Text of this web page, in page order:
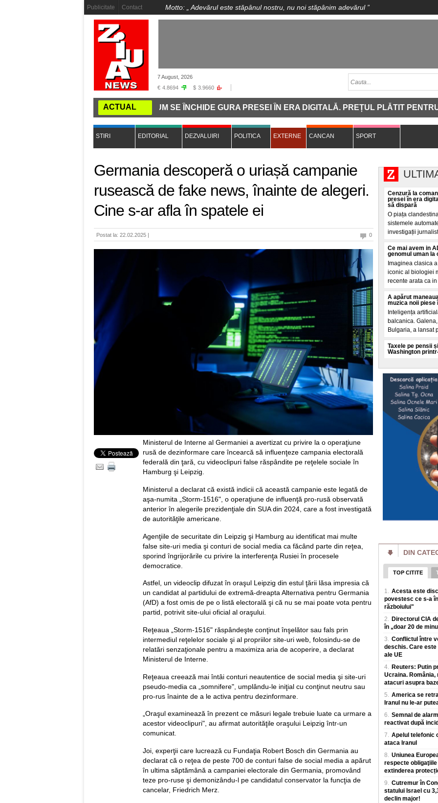
Publicitate Contact Motto: „ Adevărul este stăpânul nostru, nu noi stăpânim adevărul”
7 August, 2026
€ 4.8694 $ 3.9660
ACTUAL
LA COMANDĂ PE INTERNET: CUM SE ÎNCHIDE GURA PRESEI ÎN ERA DIGITALĂ. PREȚUL PLĂTIT PENTRU CA
STIRI EDITORIAL DEZVALUIRI POLITICA EXTERNE CANCAN SPORT
Germania descoperă o uriașă campanie
rusească de fake news, înainte de alegeri.
Cine s-ar afla în spatele ei
Postat la: 22.02.2025 | 0
Ministerul de Interne al Germaniei a avertizat cu privire la o operaţiune
rusă de dezinformare care încearcă să influenţeze campania electorală
federală din ţară, cu videoclipuri false răspândite pe reţelele sociale în
Hamburg şi Leipzig.
Ministerul a declarat că există indicii că această campanie este legată de
aşa-numita „Storm-1516", o operaţiune de influenţă pro-rusă observată
anterior în alegerile prezidenţiale din SUA din 2024, care a fost investigată
de autorităţile americane.
Agenţiile de securitate din Leipzig şi Hamburg au identificat mai multe
false site-uri media şi conturi de social media ca făcând parte din reţea,
sporind îngrijorările cu privire la interferenţa Rusiei în procesele
democratice.
Astfel, un videoclip difuzat în oraşul Leipzig din estul ţării lăsa impresia că
un candidat al partidului de extremă-dreapta Alternativa pentru Germania
(AfD) a fost omis de pe o listă electorală şi că nu se mai poate vota pentru
partid, potrivit site-ului oficial al oraşului.
Reţeaua „Storm-1516" răspândeşte conţinut înşelător sau fals prin
intermediul reţelelor sociale şi al propriilor site-uri web, folosindu-se de
relatări senzaţionale pentru a maximiza aria de acoperire, a declarat
Ministerul de Interne.
Reţeaua creează mai întâi conturi neautentice de social media şi site-uri
pseudo-media ca „somnifere", umplându-le iniţial cu conţinut neutru sau
pro-rus înainte de a le activa pentru dezinformare.
„Oraşul examinează în prezent ce măsuri legale trebuie luate ca urmare a
acestor videoclipuri", au afirmat autorităţile oraşului Leipzig într-un
comunicat.
Joi, experţii care lucrează cu Fundaţia Robert Bosch din Germania au
declarat că o reţea de peste 700 de conturi false de social media a apărut
în ultima săptămână a campaniei electorale din Germania, promovând
teze pro-ruse şi demonizându-l pe candidatul conservator la funcţia de
cancelar, Friedrich Merz.
Cenzură la
presei în era
să dispară
O piața
sistemele
investigații
Ce mai avem in
genomul uman la
Imaginea clasica
iconic al biologiei
recente arata ca
A apărut
muzica noii piese
Inteligența
balcanica.
Bulgaria, a lansat
Taxele pe pensii
Washington
aprilie prin
condiționeaza
O teorie
spatele valului de
Mai multe cercuri
promoveaza o
și analizate de El
Locurile interzise
„Grănicerii au
Dunarea a
pe țarm, in zona
devreme, aceste
Cum
bruia Starlink.
Rusia a prezentat
Prețul energiei
estimat la 5.9%
Prima saptamana
iulie unitatea 1 a
Amenzi pentru
drumului. Unde
producerii unor
Polițiștii rutieri au
fructe sau celor
de sezon, dupa ce
DIN
TOP CITITE
1. Acesta este
povestesc ce s-a
războiului"
2. Directorul CIA
în „doar 20 de
3. Conflictul între
deschis. Care
ale UE
4. Reuters: Putin
Ucraina.
atacuri asupra
5. America se
Iranul nu le-ar
6. Semnal de
reactivat după
7. Apelul telefonic
ataca Iranul
8. Uniunea
respecte
extinderea
9. Cutremur în
statului Israel cu
declin major!